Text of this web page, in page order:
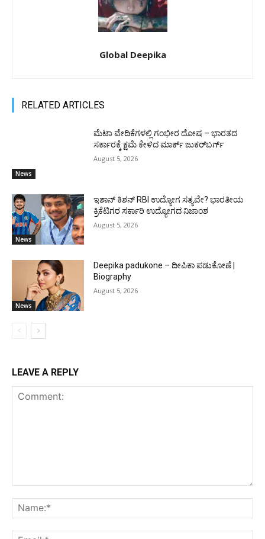
Global Deepika
RELATED ARTICLES
News
ಮೆಟಾ ವೇದಿಕೆಗಳಲ್ಲಿ ಗಂಭೀರ ದೋಷ – ಭಾರತದ
ಸರ್ಕಾರಕ್ಕೆ ಕ್ಷಮೆ ಕೇಳಿದ ಮಾರ್ಕ್ ಜುಕರ್‌ಬರ್ಗ್
August 5, 2026
News
ಇಶಾನ್ ಕಿಶನ್ RBI ಉದ್ಯೋಗ ಸತ್ಯವೇ? ಭಾರತೀಯ
ಕ್ರಿಕೆಟಿಗರ ಸರ್ಕಾರಿ ಉದ್ಯೋಗದ ನಿಜಾಂಶ
August 5, 2026
News
Deepika padukone – ದೀಪಿಕಾ ಪಡುಕೋಣೆ |
Biography
August 5, 2026
LEAVE A REPLY